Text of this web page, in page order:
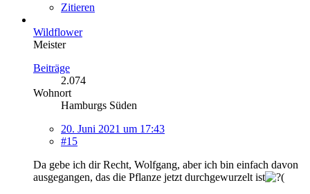
Zitieren
Wildflower
Meister
Beiträge
2.074
Wohnort
Hamburgs Süden
20. Juni 2021 um 17:43
#15
Da gebe ich dir Recht, Wolfgang, aber ich bin einfach davon
ausgegangen, das die Pflanze jetzt durchgewurzelt ist